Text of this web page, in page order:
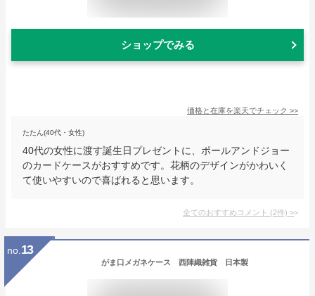
ショップでみる
価格と在庫を楽天でチェック >>
たたん(40代・女性)
40代の女性に渡す誕生日プレゼントに、ポールアンドジョー
のカードケースがおすすめです。花柄のデザインがかわいく
て使いやすいので喜ばれると思います。
全てのおすすめコメント (2件) >
no. 13
がま口メガネケース 西陣織雑貨 日本製